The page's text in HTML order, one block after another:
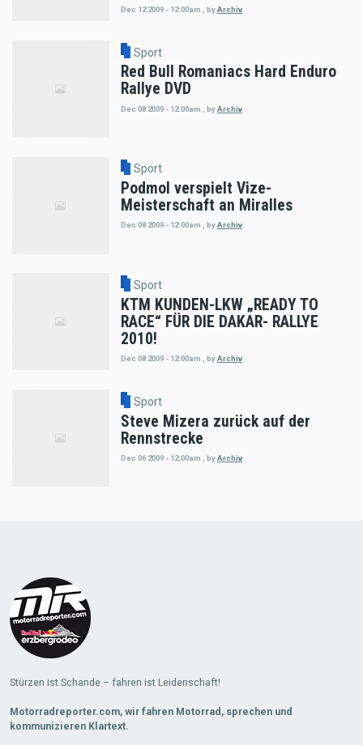
Dec 12 2009 - 12:00am byArchiv
Sport
Red Bull Romaniacs Hard Enduro
Rallye DVD
Dec 08 2009 - 12:00am byArchiv
Sport
Podmol verspielt Vize-
Meisterschaft an Miralles
Dec 08 2009 - 12:00am , byArchiv
Sport
KTM KUNDEN-LKW „READY TO
RACE“ FÜR DIE DAKAR- RALLYE
2010!
Dec 08 2009 - 12:00am byArchiv
Sport
Steve Mizera zurück auf der
Rennstrecke
Dec 06 2009 - 12:00am byArchiv
Stürzen ist Schande – fahren ist Leidenschaft!
Motorradreporter.com, wir fahren Motorrad, sprechen und
kommunizieren Klartext.